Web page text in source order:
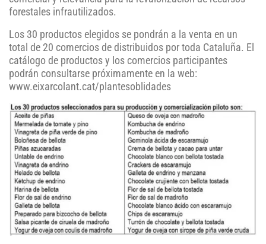
forestales infrautilizados.
Los 30 productos elegidos se pondrán a la venta en un
total de 20 comercios de distribuidos por toda Cataluña. El
catálogo de productos y los comercios participantes
podrán consultarse próximamente en la web:
www.eixarcolant.cat/plantesoblidades